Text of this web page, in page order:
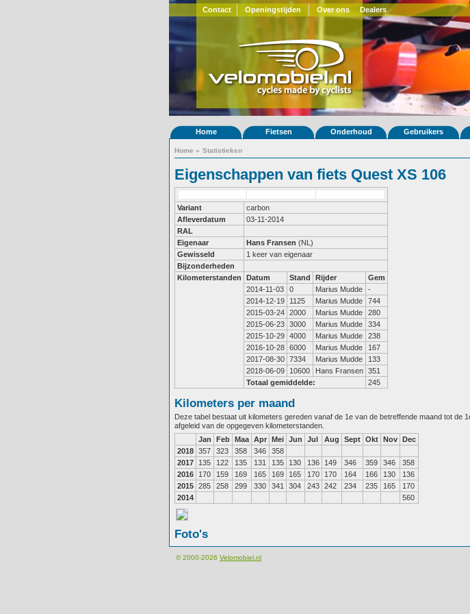
Contact Openingstijden Over ons Dealers
Home Fietsen Onderhoud Gebruikers
Home » Statistieken
Eigenschappen van fiets Quest XS 106
Variant
carbon
Afleverdatum
03-11-2014
RAL
Eigenaar
Hans Fransen (NL)
Gewisseld
1 keer van eigenaar
Bijzonderheden
Kilometerstanden
Datum Stand Rijder
Gem
2014-11-03
0 Marius Mudde
-
2014-12-19
1125 Marius Mudde
744
2015-03-24 2000 Marius Mudde
280
2015-06-23 3000 Marius Mudde
334
2015-10-29 4000 Marius Mudde
238
2016-10-28 6000 Marius Mudde
167
2017-08-30 7334 Marius Mudde
133
2018-06-09
10600 Hans Fransen 351
Totaal gemiddelde:
245
Kilometers per maand
Deze tabel bestaat uit kilometers gereden vanaf de 1e van de betreffende maand tot
afgeleid van de opgegeven kilometerstanden.
Jan
Feb Maa Apr Mei Jun Jul Aug Sept Okt Nov Dec
2018 357 323 358 346
358
2017
135 122 135 131 135 130 136 149 346 359 346
358
2016
170 159 169 165 169 165 170 170 164 166 130
136
2015 285 258 299 330 341 304 243 242 234 235 165
170
2014
560
Foto's
© 2000-2026 Velomobiel.nl